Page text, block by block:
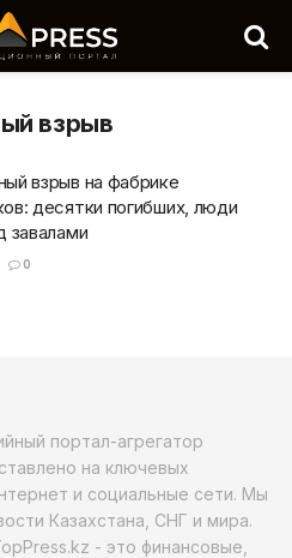
взрыв
взрыв на фабрике
десятки погибших, люди
завалами
0
портал-агрегатор
на ключевых
и социальные сети. Мы
Казахстана, СНГ и мира.
- это финансовые,